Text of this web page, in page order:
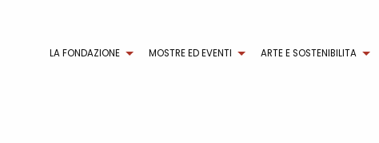
LA FONDAZIONE MOSTRE ED EVENTI ARTE E SOSTENIBILITA